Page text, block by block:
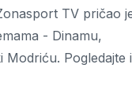
TV pričao
- Dinamu,
Modriću. Pogledajte i